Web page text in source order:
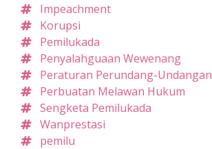
Impeachment
Korupsi
Pemilukada
Penyalahguaan Wewenang
Peraturan Perundang-Undangan
Perbuatan Melawan Hukum
Sengketa Pemilukada
Wanprestasi
pemilu